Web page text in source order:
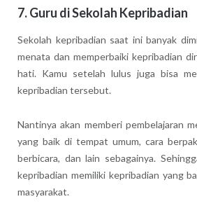
7. Guru di Sekolah Kepribadian
Sekolah kepribadian saat ini banyak
menata dan memperbaiki kepribadian
hati. Kamu setelah lulus juga bisa
kepribadian tersebut.
Nantinya akan memberi pembelajaran
yang baik di tempat umum, cara
berbicara, dan lain sebagainya.
kepribadian memiliki kepribadian yang
masyarakat.